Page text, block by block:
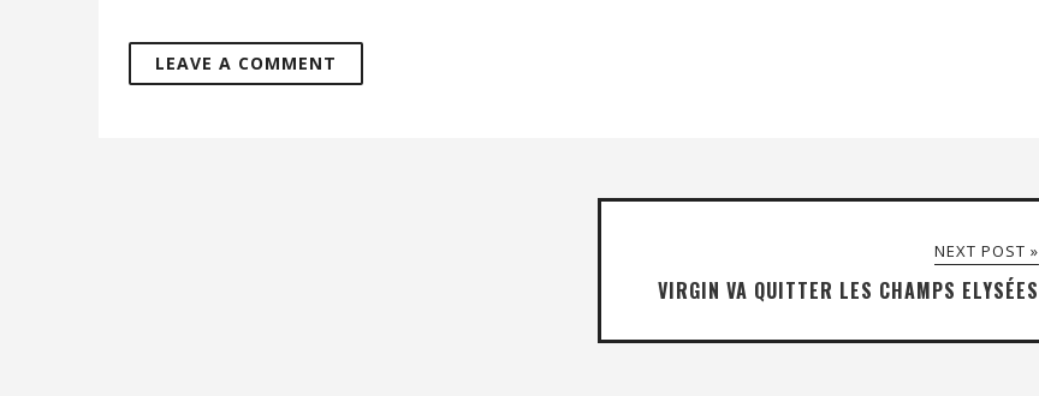
NEXT POST »
VIRGIN VA QUITTER LES CHAMPS ELYSÉES